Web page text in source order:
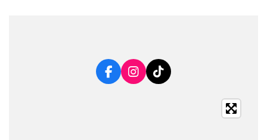
F
a
I
n
T
i